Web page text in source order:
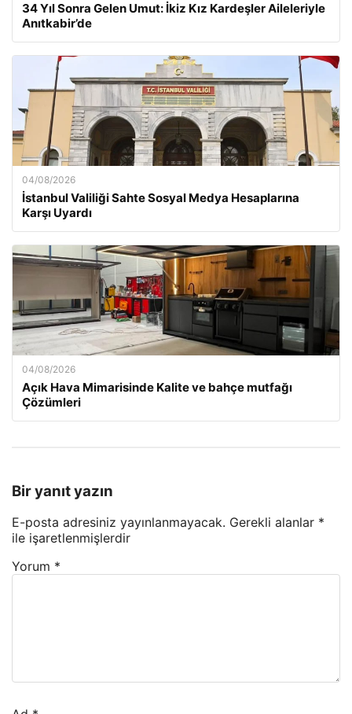
34 Yıl Sonra Gelen Umut: İkiz Kız Kardeşler Aileleriyle
Anıtkabir’de
04/08/2026
İstanbul Valiliği Sahte Sosyal Medya Hesaplarına
Karşı Uyardı
04/08/2026
Açık Hava Mimarisinde Kalite ve bahçe mutfağı
Çözümleri
Bir yanıt yazın
E-posta adresiniz yayınlanmayacak. Gerekli alanlar *
ile işaretlenmişlerdir
Yorum *